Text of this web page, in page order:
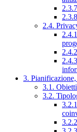
2.4.
3. Pianificazione,
3.1.
3.2.